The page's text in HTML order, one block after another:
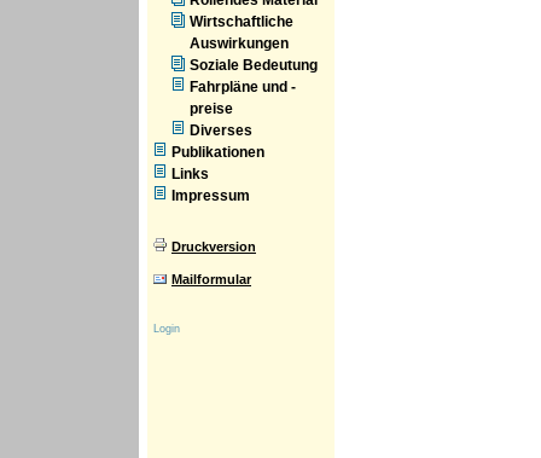
Wirtschaftliche
Auswirkungen
Soziale Bedeutung
Fahrpläne und -
preise
Diverses
Publikationen
Links
Impressum
Druckversion
Mailformular
Login